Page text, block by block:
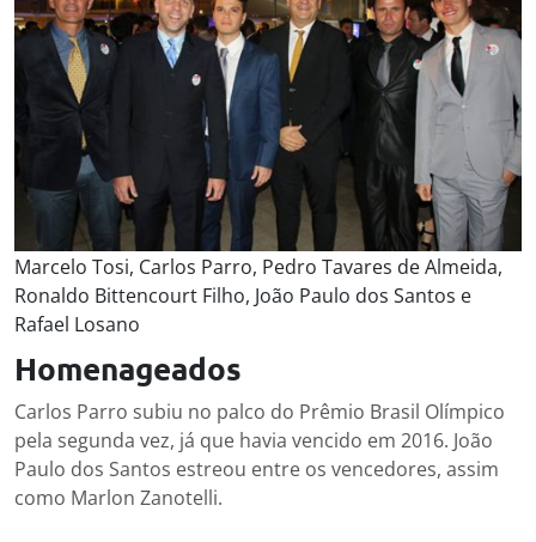
Marcelo Tosi, Carlos Parro, Pedro Tavares de Almeida,
Ronaldo Bittencourt Filho, João Paulo dos Santos e
Rafael Losano
Homenageados
Carlos Parro subiu no palco do Prêmio Brasil Olímpico
pela segunda vez, já que havia vencido em 2016. João
Paulo dos Santos estreou entre os vencedores, assim
como Marlon Zanotelli.